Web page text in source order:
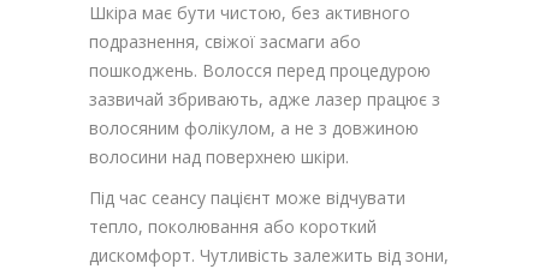
Шкіра має бути чистою, без активного
подразнення, свіжої засмаги або
пошкоджень. Волосся перед процедурою
зазвичай збривають, адже лазер працює з
волосяним фолікулом, а не з довжиною
волосини над поверхнею шкіри.
Під час сеансу пацієнт може відчувати
тепло, поколювання або короткий
дискомфорт. Чутливість залежить від зони,